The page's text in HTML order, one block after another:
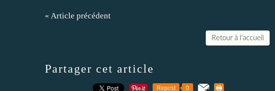
« Article précédent
Retour à l'accueil
Partager cet article
Repost 0